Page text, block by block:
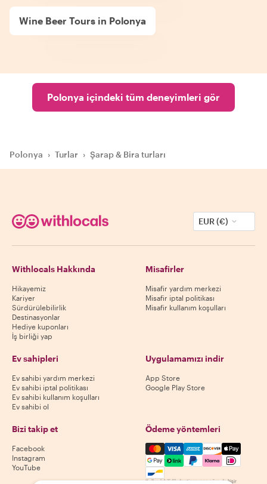
Wine Beer Tours in Polonya
Polonya içindeki tüm deneyimleri gör
Polonya › Turlar › Şarap & Bira turları
EUR (€)
Withlocals Hakkında
Hikayemiz
Kariyer
Sürdürülebilirlik
Destinasyonlar
Hediye kuponları
İş birliği yap
Misafirler
Misafir yardım merkezi
Misafir iptal politikası
Misafir kullanım koşulları
Ev sahipleri
Ev sahibi yardım merkezi
Ev sahibi iptal politikası
Ev sahibi kullanım koşulları
Ev sahibi ol
Uygulamamızı indir
App Store
Google Play Store
Bizi takip et
Facebook
Instagram
YouTube
Ödeme yöntemleri
Mastercard, Visa, Amex,
Kullanılabilirlik destinasyona göre değişir